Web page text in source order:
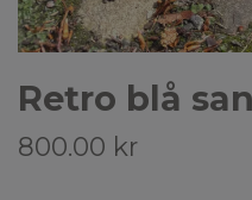
Retro blå
800.00 kr